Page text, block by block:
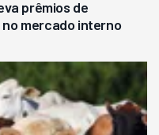
prêmios de
mercado interno